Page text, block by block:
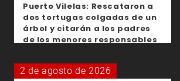
Puerto Vilelas: Rescataron a
dos tortugas colgadas de un
árbol y citarán a los padres
de los menores responsables
2 de agosto de 2026